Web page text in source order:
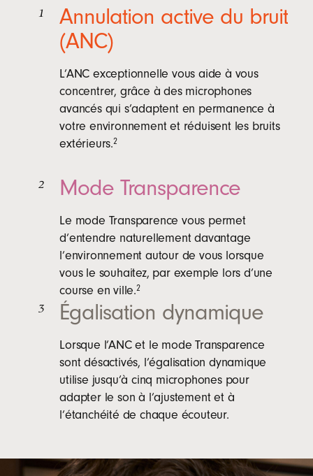
r
d
n
s
u
n
e
o
v
e
l
l
e
f
n
ê
t
r
e
1
Annulation active du bruit
(ANC)
L’ANC exceptionnelle vous aide à vous
concentrer, grâce à des microphones
avancés qui s’adaptent en permanence à
votre environnement et réduisent les bruits
extérieurs.2
2 Mode Transparence
Le mode Transparence vous permet
d’entendre naturellement davantage
l’environnement autour de vous lorsque
vous le souhaitez, par exemple lors d’une
course en ville.2
3 Égalisation dynamique
Lorsque l’ANC et le mode Transparence
sont désactivés, l’égalisation dynamique
utilise jusqu’à cinq microphones pour
adapter le son à l’ajustement et à
l’étanchéité de chaque écouteur.